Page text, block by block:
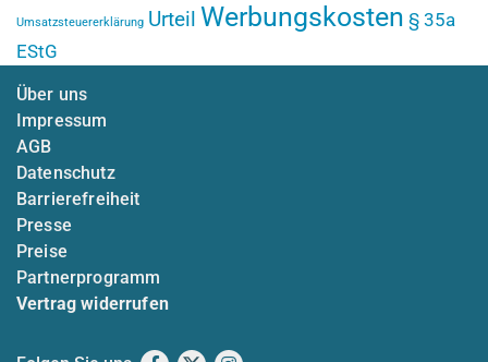
Umsatzsteuererklärung Urteil Werbungskosten § 35a
EStG
Über uns
Impressum
AGB
Datenschutz
Barrierefreiheit
Presse
Preise
Partnerprogramm
Vertrag widerrufen